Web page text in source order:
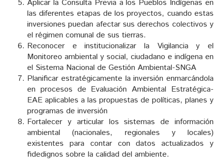
Aplicar la Consulta Previa a los Pueblos Indígenas en
las diferentes etapas de los proyectos, cuando estas
inversiones puedan afectar sus derechos colectivos y
el régimen comunal de sus tierras.
Reconocer e institucionalizar la Vigilancia y el
Monitoreo ambiental y social, ciudadano e indígena en
el Sistema Nacional de Gestión Ambiental-SNGA
Planificar estratégicamente la inversión enmarcándola
en procesos de Evaluación Ambiental Estratégica-
EAE aplicables a las propuestas de políticas, planes y
programas de inversión
Fortalecer y articular los sistemas de información
ambiental (nacionales, regionales y locales)
existentes para contar con datos actualizados y
fidedignos sobre la calidad del ambiente.